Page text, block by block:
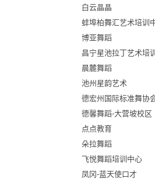
白云晶晶
蚌埠柏舞汇艺术培训
博亚舞蹈
昌宁星池拉丁艺术培
晨麓舞蹈
池州星韵艺术
德宏州国际标准舞协
德馨舞蹈-大营坡校区
点点教育
朵拉舞蹈
飞悦舞蹈培训中心
凤冈-蓝天使口才